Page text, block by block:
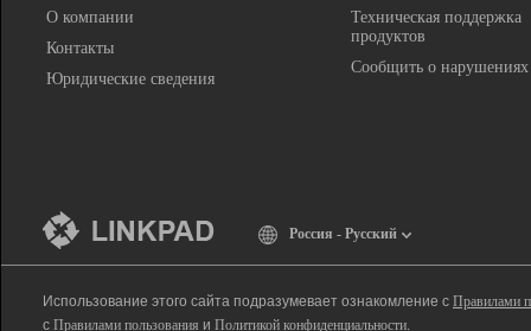
О компании
Контакты
Юридические сведения
Техническая поддержка
продуктов
Сообщить о нарушениях
Россия - Русский
Использование этого сайта подразумевает ознакомление с Правилами
с Правилами пользования и Политикой конфиденциальности.